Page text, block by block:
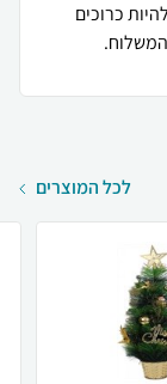
כרוכים
לכל המוצרים